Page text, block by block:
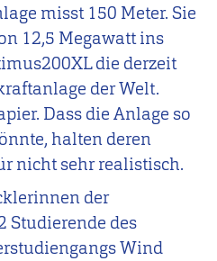
misst 150 Meter. Sie
12,5 Megawatt ins
die derzeit
der Welt.
Dass die Anlage so
halten deren
nicht sehr realistisch.
der
Studierende des
Wind